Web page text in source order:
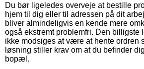
Du bør ligeledes overveje at bestille
hjem til dig eller til adressen på dit
bliver almindeligvis en kende mere
også ekstremt problemfri. Den billigste
ikke modsiges at være at hente ordren
løsning stiller krav om at du befinder
bopæl.